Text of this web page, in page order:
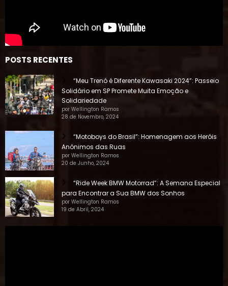
POSTS RECENTES
“Meu Trenó é Diferente Kawasaki 2024”: Passeio
Solidário em SP Promete Muita Emoção e
Solidariedade
por Wellington Ramos
28 de Novembro, 2024
“Motoboys do Brasil”: Homenagem aos Heróis
Anônimos das Ruas
por Wellington Ramos
20 de Junho, 2024
“Ride Week BMW Motorrad”: A Semana Especial
para Encontrar a Sua BMW dos Sonhos
por Wellington Ramos
19 de Abril, 2024